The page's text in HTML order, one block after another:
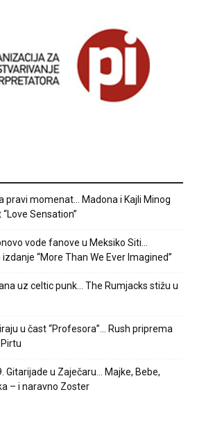
pravi momenat… Madona i Kajli Minog
Sensation”
vode fanove u Meksiko Siti…
“More Than We Ever Imagined”
uz celtic punk… The Rumjacks stižu u
u čast “Profesora”… Rush priprema
Gitarijade u Zaječaru… Majke, Bebe,
– i naravno Zoster